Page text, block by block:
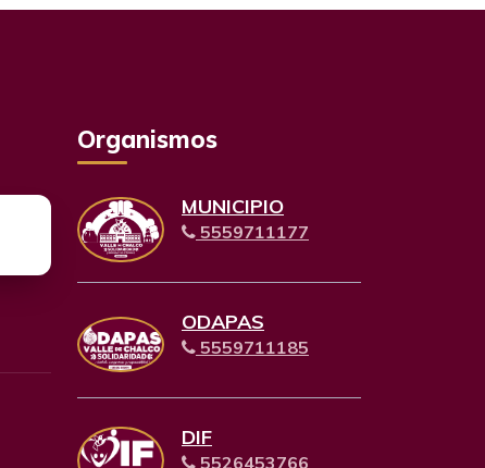
Organismos
MUNICIPIO
5559711177
ODAPAS
5559711185
DIF
5526453766